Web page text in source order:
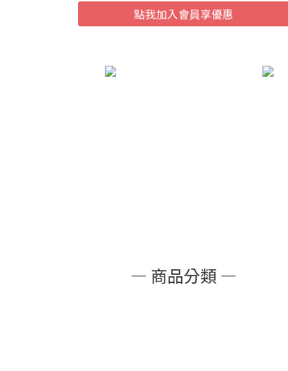
點我加入會員享優惠
— 商品分類 —